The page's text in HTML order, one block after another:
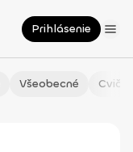
Prihlásenie
Všeobecné